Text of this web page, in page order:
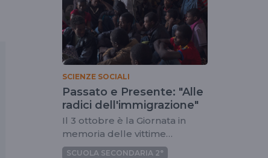
SCIENZE SOCIALI
Passato e Presente: "Alle
radici dell'immigrazione"
Il 3 ottobre è la Giornata in
memoria delle vittime
dell'immigrazione
SCUOLA SECONDARIA 2°